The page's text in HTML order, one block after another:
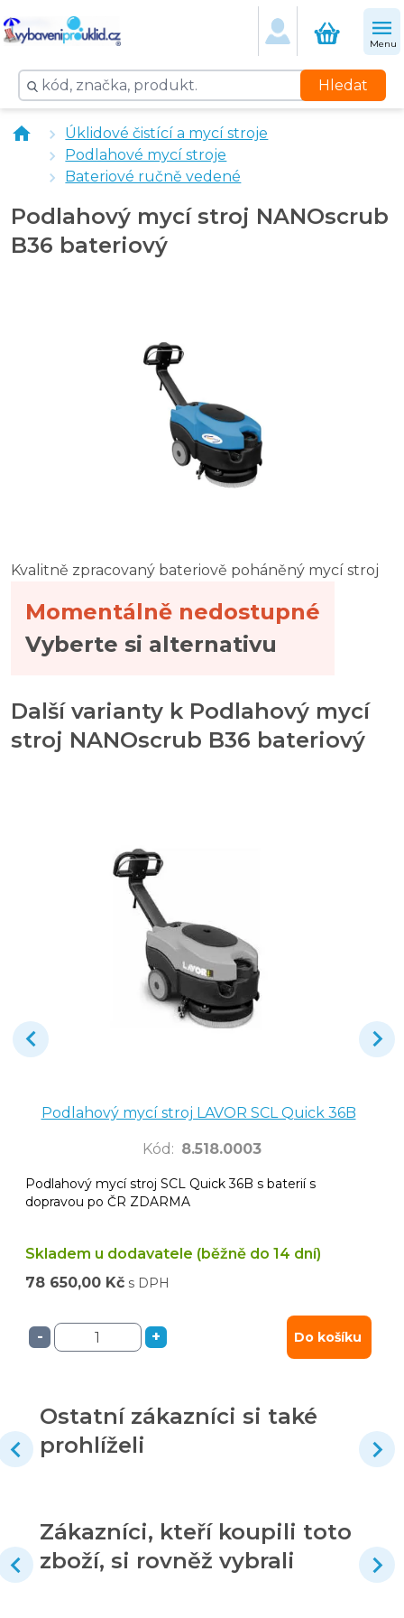
Menu
Hledat
Úklidové čistící a mycí stroje
Podlahové mycí stroje
Bateriové ručně vedené
Podlahový mycí stroj NANOscrub
B36 bateriový
Kvalitně zpracovaný bateriově poháněný mycí stroj
Momentálně nedostupné
Vyberte si alternativu
Další varianty k Podlahový mycí
stroj NANOscrub B36 bateriový
Podlahový mycí stroj LAVOR SCL Quick 36B
Kód : 8.518.0003
Podlahový mycí stroj SCL Quick 36B s baterií s
dopravou po ČR ZDARMA
Skladem u dodavatele (běžně do 14 dní)
78 650,00 Kč s DPH
- + Do košíku
Ostatní zákazníci si také
prohlíželi
Zákazníci, kteří koupili toto
zboží, si rovněž vybrali